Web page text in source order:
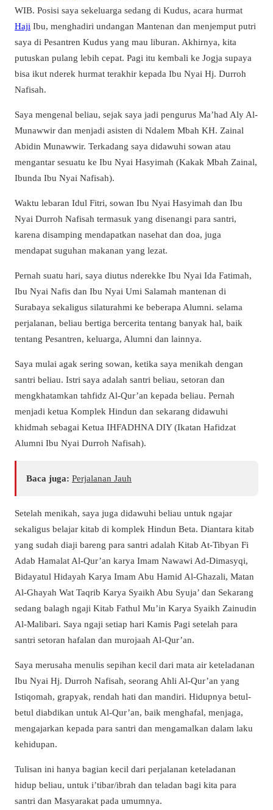
WIB. Posisi saya sekeluarga sedang di Kudus, acara hurmat
Haji Ibu, menghadiri undangan Mantenan dan menjemput putri
saya di Pesantren Kudus yang mau liburan. Akhirnya, kita
putuskan pulang lebih cepat. Pagi itu kembali ke Jogja supaya
bisa ikut nderek hurmat terakhir kepada Ibu Nyai Hj. Durroh
Nafisah.
Saya mengenal beliau, sejak saya jadi pengurus Ma’had Aly Al-
Munawwir dan menjadi asisten di Ndalem Mbah KH. Zainal
Abidin Munawwir. Terkadang saya didawuhi sowan atau
mengantar sesuatu ke Ibu Nyai Hasyimah (Kakak Mbah Zainal,
Ibunda Ibu Nyai Nafisah).
Waktu lebaran Idul Fitri, sowan Ibu Nyai Hasyimah dan Ibu
Nyai Durroh Nafisah termasuk yang disenangi para santri,
karena disamping mendapatkan nasehat dan doa, juga
mendapat suguhan makanan yang lezat.
Pernah suatu hari, saya diutus nderekke Ibu Nyai Ida Fatimah,
Ibu Nyai Nafis dan Ibu Nyai Umi Salamah mantenan di
Surabaya sekaligus silaturahmi ke beberapa Alumni. selama
perjalanan, beliau bertiga bercerita tentang banyak hal, baik
tentang Pesantren, keluarga, Alumni dan lainnya.
Saya mulai agak sering sowan, ketika saya menikah dengan
santri beliau. Istri saya adalah santri beliau, setoran dan
mengkhatamkan tahfidz Al-Qur’an kepada beliau. Pernah
menjadi ketua Komplek Hindun dan sekarang didawuhi
khidmah sebagai Ketua IHFADHNA DIY (Ikatan Hafidzat
Alumni Ibu Nyai Durroh Nafisah).
Baca juga: Perjalanan Jauh
Setelah menikah, saya juga didawuhi beliau untuk ngajar
sekaligus belajar kitab di komplek Hindun Beta. Diantara kitab
yang sudah diaji bareng para santri adalah Kitab At-Tibyan Fi
Adab Hamalat Al-Qur’an karya Imam Nawawi Ad-Dimasyqi,
Bidayatul Hidayah Karya Imam Abu Hamid Al-Ghazali, Matan
Al-Ghayah Wat Taqrib Karya Syaikh Abu Syuja’ dan Sekarang
sedang balagh ngaji Kitab Fathul Mu’in Karya Syaikh Zainudin
Al-Malibari. Saya ngaji setiap hari Kamis Pagi setelah para
santri setoran hafalan dan murojaah Al-Qur’an.
Saya merusaha menulis sepihan kecil dari mata air keteladanan
Ibu Nyai Hj. Durroh Nafisah, seorang Ahli Al-Qur’an yang
Istiqomah, grapyak, rendah hati dan mandiri. Hidupnya betul-
betul diabdikan untuk Al-Qur’an, baik menghafal, menjaga,
mengajarkan kepada para santri dan mengamalkan dalam laku
kehidupan.
Tulisan ini hanya bagian kecil dari perjalanan keteladanan
hidup beliau, untuk i’tibar/ibrah dan teladan bagi kita para
santri dan Masyarakat pada umumnya.